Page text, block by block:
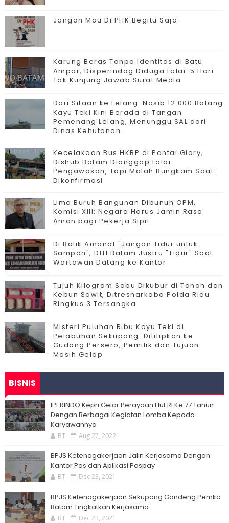
Jangan Mau Di PHK Begitu Saja
Karung Beras Tanpa Identitas di Batu
Ampar, Disperindag Diduga Lalai: 5 Hari
Tak Kunjung Jawab Surat Media
Dari Sitaan ke Lelang: Nasib 12.000 Batang
Kayu Teki Kini Berada di Tangan
Pemenang Lelang, Menunggu SAL dari
Dinas Kehutanan
Kecelakaan Bus HKBP di Pantai Glory,
Dishub Batam Dianggap Lalai
Pengawasan, Tapi Malah Bungkam Saat
Dikonfirmasi
Lima Buruh Bangunan Dibunuh OPM,
Komisi XIII: Negara Harus Jamin Rasa
Aman bagi Pekerja Sipil
Di Balik Amanat "Jangan Tidur untuk
Sampah", DLH Batam Justru "Tidur" Saat
Wartawan Datang ke Kantor
Tujuh Kilogram Sabu Dikubur di Tanah dan
Kebun Sawit, Ditresnarkoba Polda Riau
Ringkus 3 Tersangka
Misteri Puluhan Ribu Kayu Teki di
Pelabuhan Sekupang: Dititipkan ke
Gudang Persero, Pemilik dan Tujuan
Masih Gelap
BISNIS
IPERINDO Kepri Gelar Perayaan Hut RI Ke 77 Tahun
Dengan Berbagai Kegiatan Lomba Kepada
Karyawannya
BT Aug 27, 2022
BPJS Ketenagakerjaan Jalin Kerjasama Dengan
Kantor Pos dan Aplikasi Pospay
BT Dec 23, 2021
BPJS Ketenagakerjaan Sekupang Gandeng Pemko
Batam Tingkatkan Kerjasama
BT Dec 23, 2021